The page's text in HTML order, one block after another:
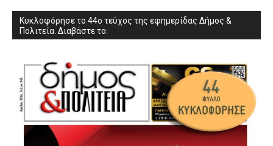
Κυκλοφόρησε το 44ο τεύχος της εφημερίδας Δήμος &
Πολιτεία. Διαβάστε το: